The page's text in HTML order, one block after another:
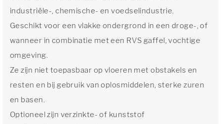
industriële-, chemische- en voedselindustrie.
Geschikt voor een vlakke ondergrond in een droge-, of
wanneer in combinatie met een RVS gaffel, vochtige
omgeving.
Ze zijn niet toepasbaar op vloeren met obstakels en
resten en bij gebruik van oplosmiddelen, sterke zuren
en basen.
Optioneel zijn verzinkte- of kunststof